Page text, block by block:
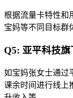
根据流量卡特性和
宝妈等不同目标群
Q5: 亚平科技旗
如宝妈张女士通过
课余时间进行线上